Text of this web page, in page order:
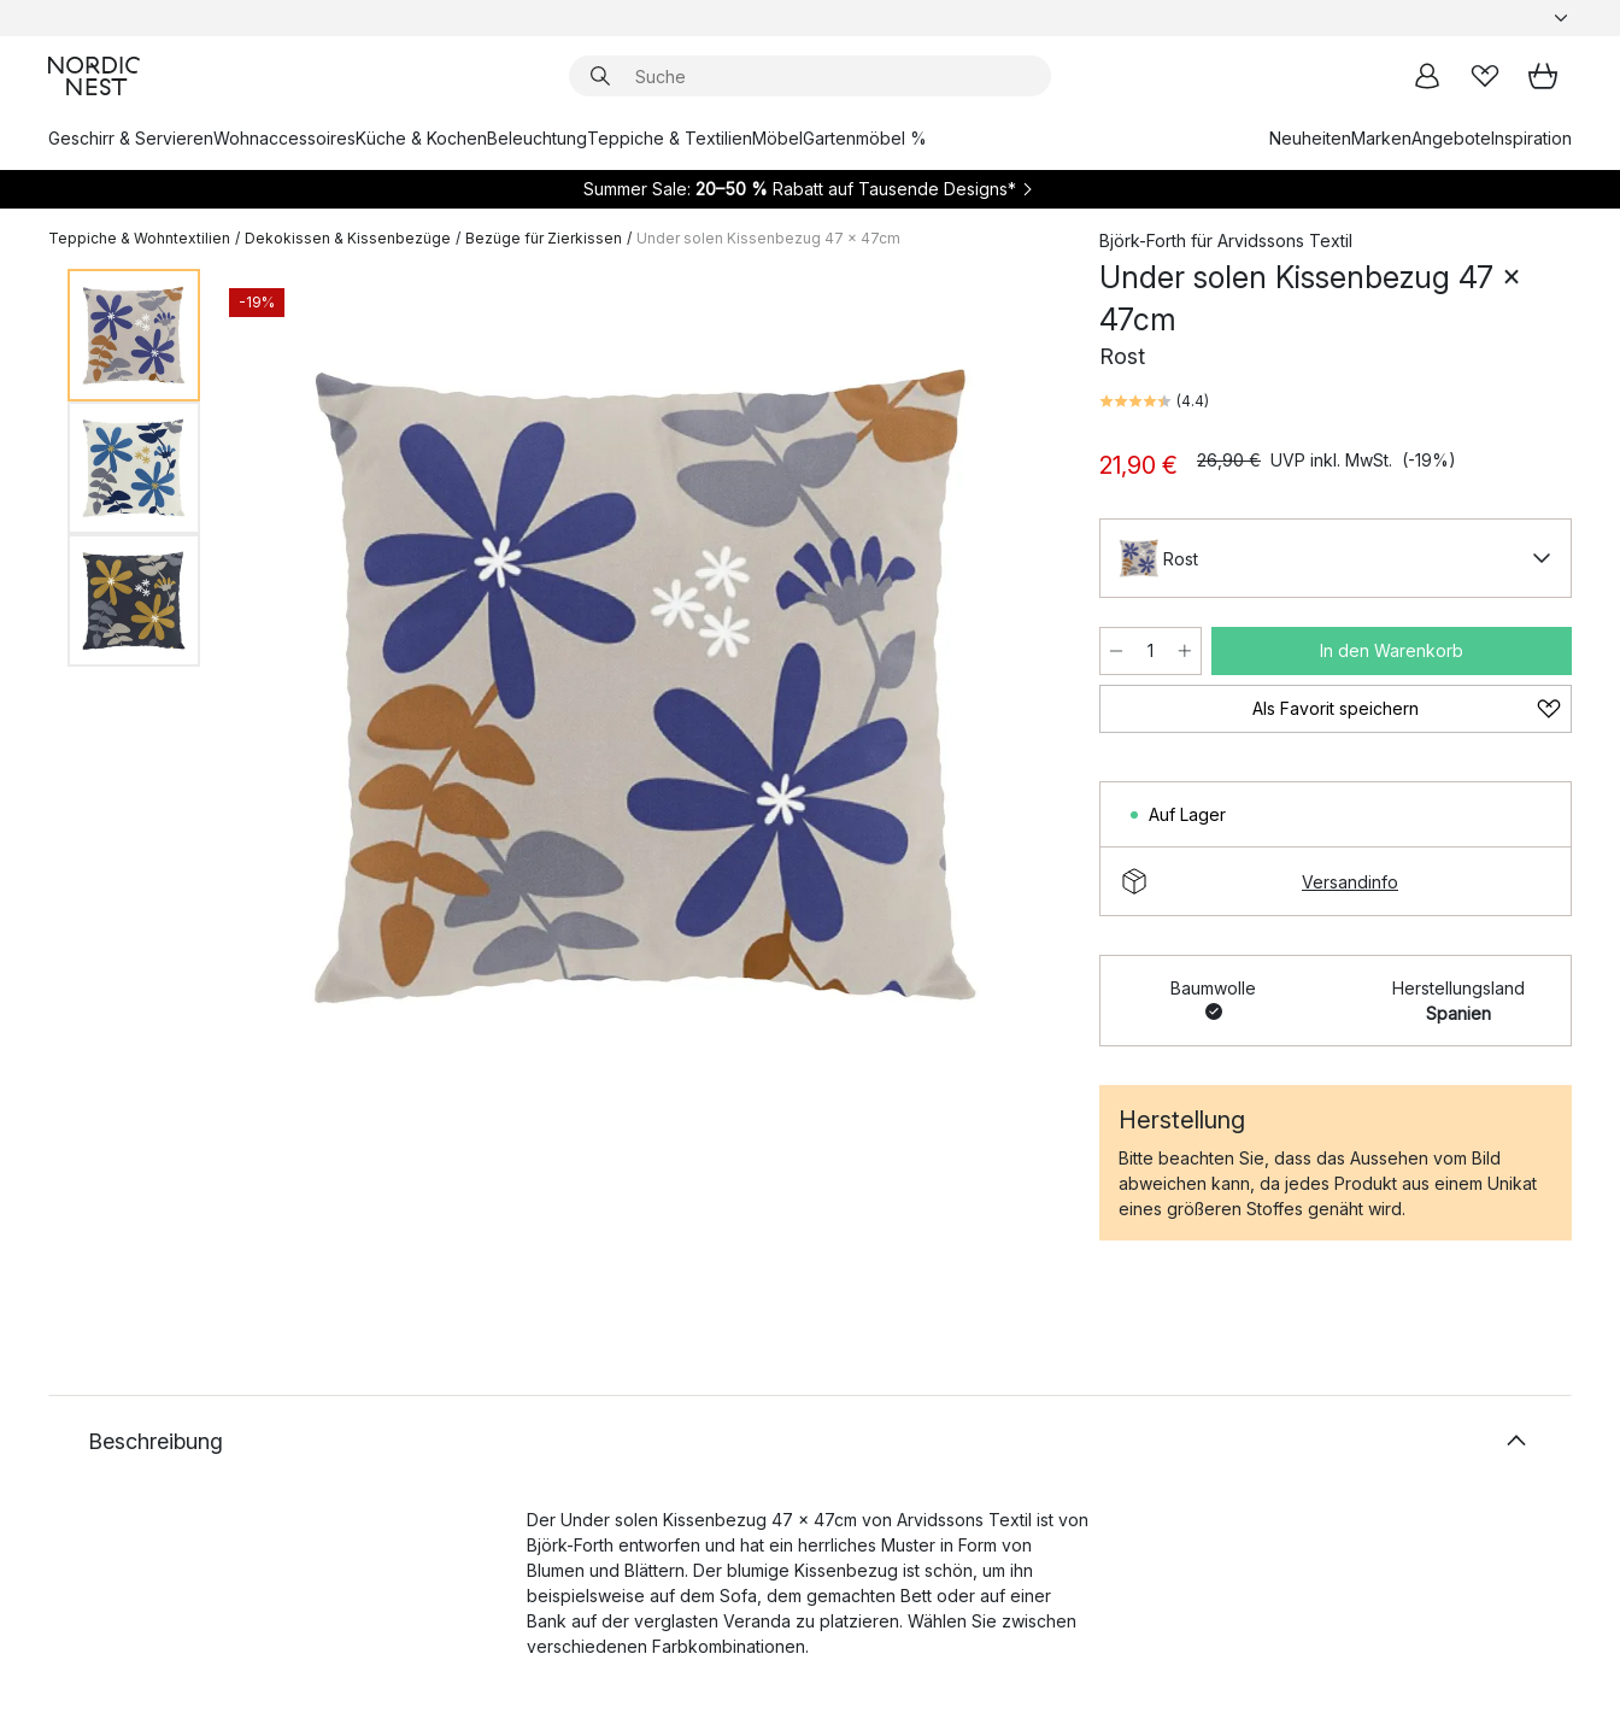
Geschirr & ServierenWohnaccessoiresKüche & KochenBeleuchtungTeppiche & TextilienMöbelGartenmöbel % NeuheitenMarkenAngeboteInspiration
Summer Sale: 20–50 % Rabatt auf Tausende Designs*
Teppiche & Wohntextilien / Dekokissen & Kissenbezüge / Bezüge für Zierkissen / Under solen Kissenbezug 47 x 47cm
-19%
Björk-Forth für Arvidssons Textil
Under solen Kissenbezug 47 x
47cm
Rost
(4.4)
21,90 € 26,90 € UVP inkl. MwSt. (-19%)
Rost
In den Warenkorb
Als Favorit speichern
Auf Lager
Versandinfo
Baumwolle
Herstellungsland
Spanien
Herstellung
Bitte beachten Sie, dass das Aussehen vom Bild
abweichen kann, da jedes Produkt aus einem Unikat
eines größeren Stoffes genäht wird.
Beschreibung
Der Under solen Kissenbezug 47 x 47cm von Arvidssons Textil ist von
Björk-Forth entworfen und hat ein herrliches Muster in Form von
Blumen und Blättern. Der blumige Kissenbezug ist schön, um ihn
beispielsweise auf dem Sofa, dem gemachten Bett oder auf einer
Bank auf der verglasten Veranda zu platzieren. Wählen Sie zwischen
verschiedenen Farbkombinationen.